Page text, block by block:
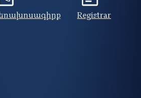
Registrar